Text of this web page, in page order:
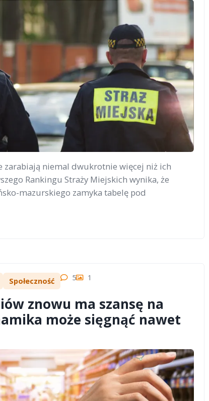
zarabiają niemal dwukrotnie więcej niż ich
Rankingu Straży Miejskich wynika, że
mazurskiego zamyka tabelę pod
Społeczność 5 1
znowu ma szansę na
może sięgnąć nawet